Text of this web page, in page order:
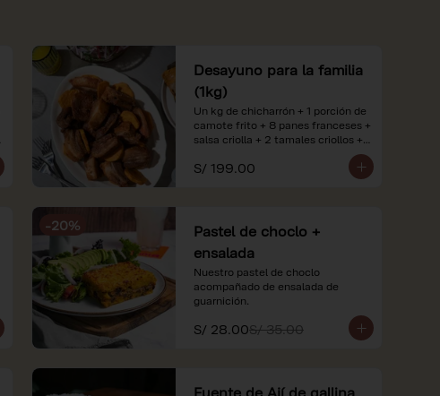
Desayuno para la familia
(1kg)
Un kg de chicharrón + 1 porción de
camote frito + 8 panes franceses +
salsa criolla + 2 tamales criollos +
consumo. Imágenes referenciales.
S/ 199.00
-20%
Pastel de choclo +
ensalada
Nuestro pastel de choclo
acompañado de ensalada de
guarnición.
S/ 28.00S/ 35.00
Fuente de Ají de gallina